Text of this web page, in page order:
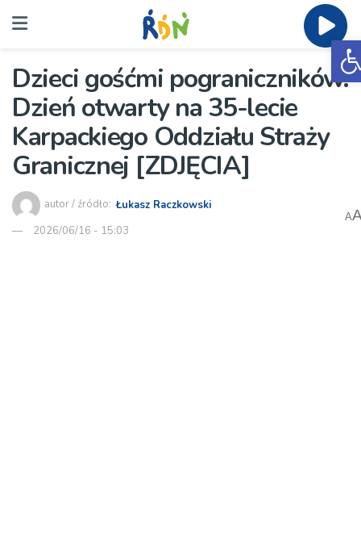
Dzieci gośćmi pograniczników.
Dzień otwarty na 35-lecie
Karpackiego Oddziału Straży
Granicznej [ZDJĘCIA]
autor / źródło: Łukasz Raczkowski
2026/06/16 - 15:03
A